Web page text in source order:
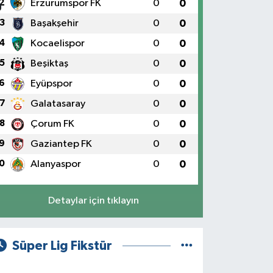
Erzurumspor FK 0 0
3 Başakşehir 0 0
Kocaelispor 0 0
5 Beşiktaş 0 0
Eyüpspor 0 0
7 Galatasaray 0 0
8 Çorum FK 0 0
Gaziantep FK 0 0
Alanyaspor 0 0
Detaylar için tıklayın
Süper Lig Fikstür